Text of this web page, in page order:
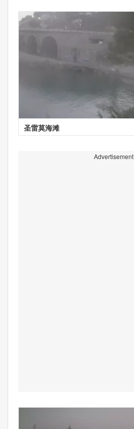
圣雷莫海滩
Advertisement